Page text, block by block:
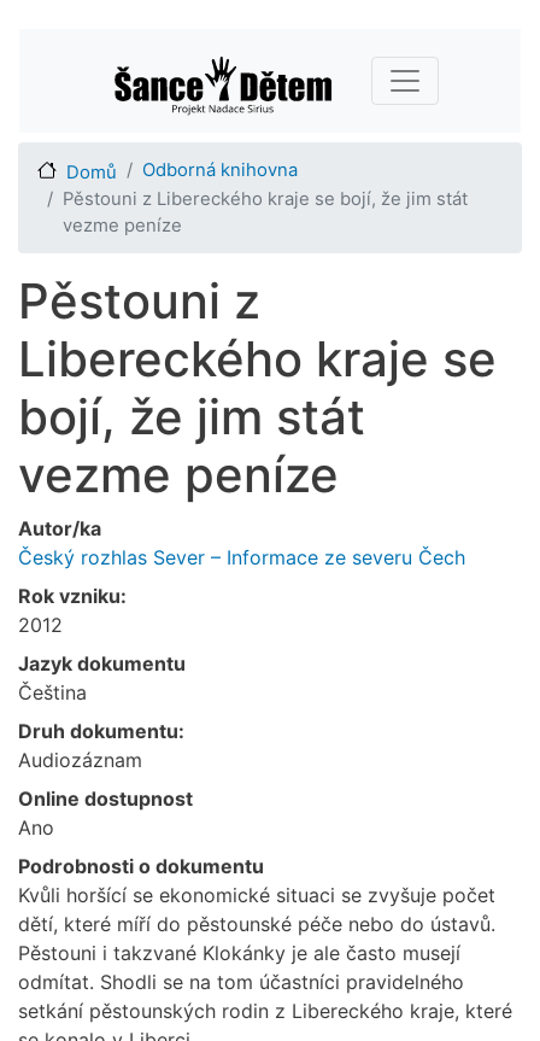
hlavnímu
obsahu
Main navigation
Domů
Odborná knihovna
Pěstouni z Libereckého kraje se bojí, že jim stát
vezme peníze
Pěstouni z
Libereckého kraje se
bojí, že jim stát
vezme peníze
Autor/ka
Český rozhlas Sever – Informace ze severu Čech
Rok vzniku:
2012
Jazyk dokumentu
Čeština
Druh dokumentu:
Audiozáznam
Online dostupnost
Ano
Podrobnosti o dokumentu
Kvůli horšící se ekonomické situaci se zvyšuje počet
dětí, které míří do pěstounské péče nebo do ústavů.
Pěstouni i takzvané Klokánky je ale často musejí
odmítat. Shodli se na tom účastníci pravidelného
setkání pěstounských rodin z Libereckého kraje, které